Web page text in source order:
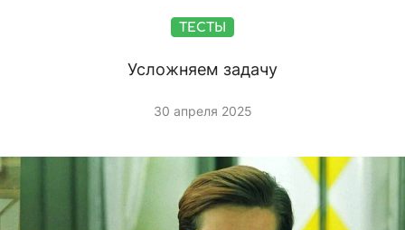
ТЕСТЫ
Усложняем задачу
30 апреля 2025